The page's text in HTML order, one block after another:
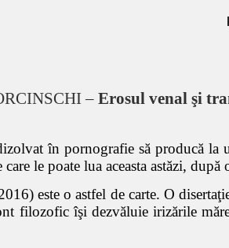
– Erosul venal şi
în pornografie să producă
le poate lua aceasta astăzi,
este o astfel de carte. O
filozofic îşi dezvăluie irizările